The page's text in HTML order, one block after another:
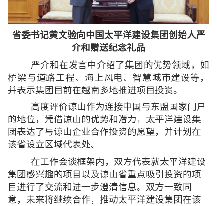
省委书记黄文验向中国太平洋建设集团创始人严
介和赠送纪念礼品
严介和在发言中介绍了集团的优势领域，如
桥梁与道路工程、海上风电、智慧城市建设等，
并表示集团目前在越南多地推进项目投资。
高度评价谅山作为连接中国与东盟国家门户
的地位，凭借谅山的优势和潜力，太平洋建设集
团表达了与谅山企业合作投资的愿望，并计划在
该省设立区域代表处。
在工作会谈框架内，双方代表就太平洋建设
集团感兴趣的项目以及谅山省重点吸引投资的项
目进行了交流和进一步澄清信息。双方一致同
意，未来将继续合作，推动太平洋建设集团在该